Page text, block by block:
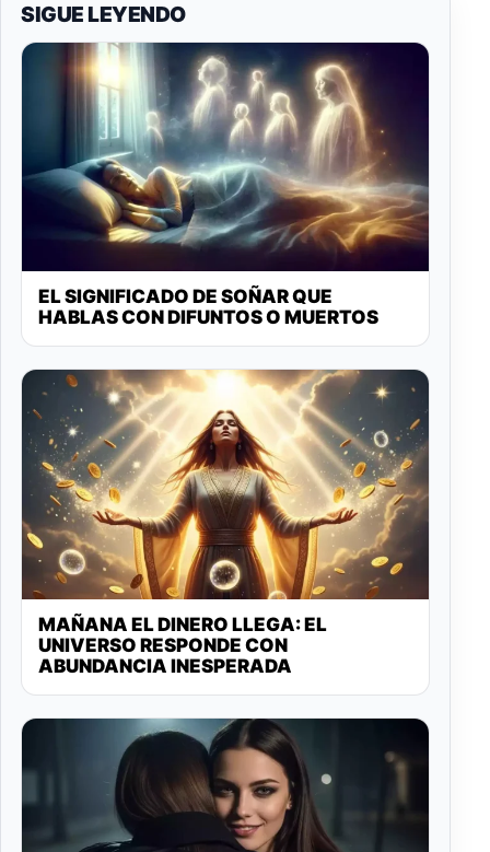
SIGUE LEYENDO
EL SIGNIFICADO DE SOÑAR QUE
HABLAS CON DIFUNTOS O MUERTOS
MAÑANA EL DINERO LLEGA: EL
UNIVERSO RESPONDE CON
ABUNDANCIA INESPERADA